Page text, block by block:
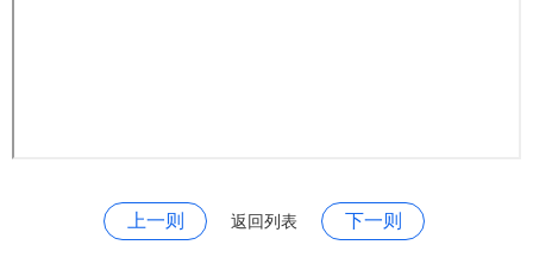
上一则 返回列表 下一则